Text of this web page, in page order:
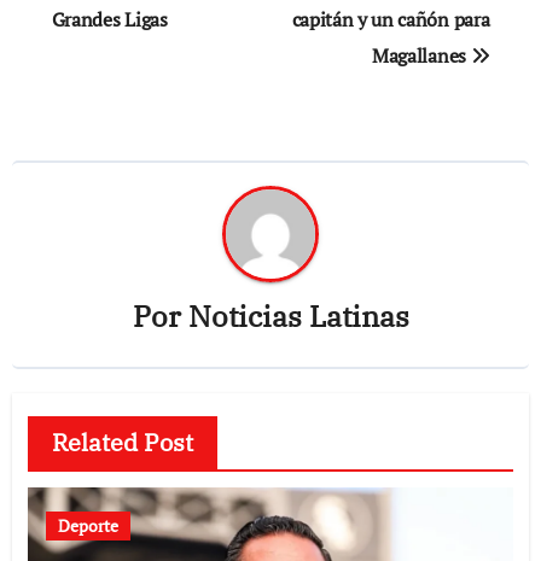
de
Grandes Ligas
capitán y un cañón para
Magallanes
PorNoticias Latinas
Related Post
Deporte